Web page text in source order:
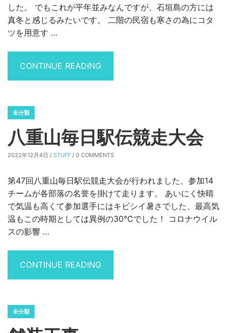
した。 でもこれが平年並みなんですが、石垣島の方には
真冬と感じるみたいです。 二階の民宿も寒さの為にコタ
ツを用意す …
CONTINUE READING
未分類
八重山毎日駅伝競走大会
2022年12月4日 / STUFF / 0 COMMENTS
第47回八重山毎日駅伝競走大会が行われました、参加14
チームが各部落の名誉を掛けて走ります。 あいにく快晴
で気温も高くて参加選手にはキビシイ暑さでした、最高気
温もこの時期としては異例の30℃でした！ コロナウイル
スの影響 …
CONTINUE READING
未分類